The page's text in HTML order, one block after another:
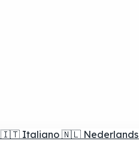
🇮🇹 Italiano 🇳🇱 Nederlands